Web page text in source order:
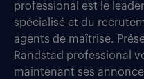
professional est le
spécialisé et du
agents de maîtrise.
Randstad professional
maintenant ses